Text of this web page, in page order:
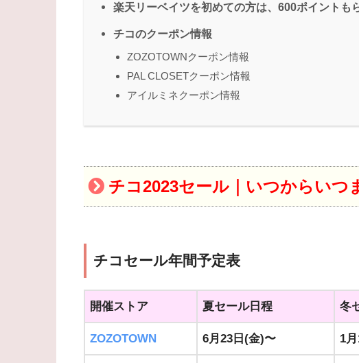
楽天リーベイツを初めての方は、600ポイントも
チコのクーポン情報
ZOZOTOWNクーポン情報
PAL CLOSETクーポン情報
アイルミネクーポン情報
チコ2023セール｜いつからいつ
チコセール年間予定表
開催ストア 夏セール日程 冬
ZOZOTOWN 6月23日(金)〜 1